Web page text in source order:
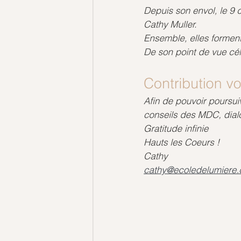
Depuis son envol, le 9
Cathy Muller.
Ensemble, elles
De son point de vue
Contribution
Afin de pouvoir
conseils des MDC,
Gratitude infinie
Hauts les Coeurs !
Cathy